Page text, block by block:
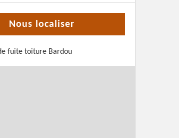
Nous localiser
fuite toiture Bardou